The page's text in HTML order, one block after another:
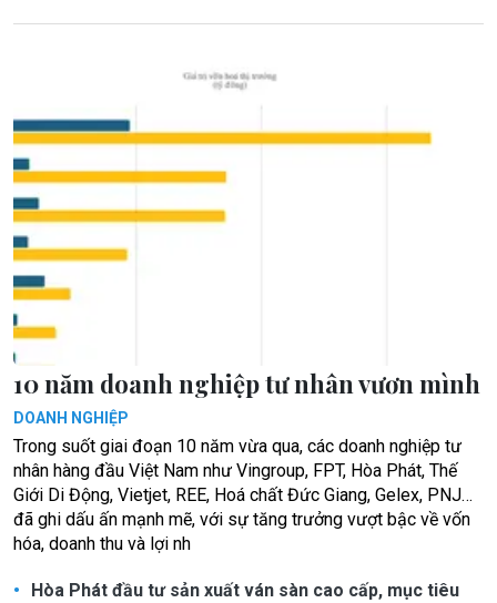
10 năm doanh nghiệp tư nhân vươn mình
DOANH NGHIỆP
Trong suốt giai đoạn 10 năm vừa qua, các doanh nghiệp tư
nhân hàng đầu Việt Nam như Vingroup, FPT, Hòa Phát, Thế
Giới Di Động, Vietjet, REE, Hoá chất Đức Giang, Gelex, PNJ…
đã ghi dấu ấn mạnh mẽ, với sự tăng trưởng vượt bậc về vốn
hóa, doanh thu và lợi nh
Hòa Phát đầu tư sản xuất ván sàn cao cấp, mục tiêu